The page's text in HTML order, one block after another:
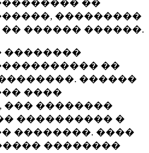
��
���������
������ ������.
��������
��
������
����
��� ��������
���������� �
��������. ����
��������